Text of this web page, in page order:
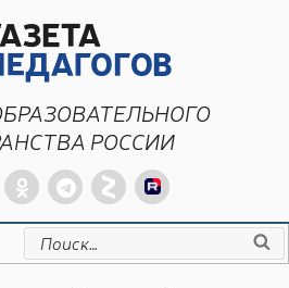
РОССИИ
Искать: